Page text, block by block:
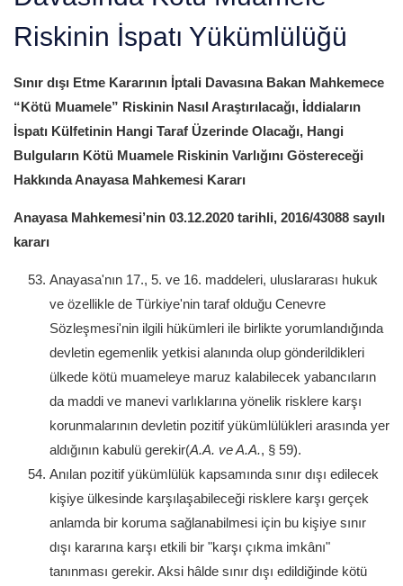
Riskinin İspatı Yükümlülüğü
Sınır dışı Etme Kararının İptali Davasına Bakan Mahkemece
“Kötü Muamele” Riskinin Nasıl Araştırılacağı, İddiaların
İspatı Külfetinin Hangi Taraf Üzerinde Olacağı, Hangi
Bulguların Kötü Muamele Riskinin Varlığını Göstereceği
Hakkında Anayasa Mahkemesi Kararı
Anayasa Mahkemesi’nin 03.12.2020 tarihli, 2016/43088 sayılı
kararı
Anayasa'nın 17., 5. ve 16. maddeleri, uluslararası hukuk
ve özellikle de Türkiye'nin taraf olduğu Cenevre
Sözleşmesi'nin ilgili hükümleri ile birlikte yorumlandığında
devletin egemenlik yetkisi alanında olup gönderildikleri
ülkede kötü muameleye maruz kalabilecek yabancıların
da maddi ve manevi varlıklarına yönelik risklere karşı
korunmalarının devletin pozitif yükümlülükleri arasında yer
aldığının kabulü gerekir(A.A. ve A.A., § 59).
Anılan pozitif yükümlülük kapsamında sınır dışı edilecek
kişiye ülkesinde karşılaşabileceği risklere karşı gerçek
anlamda bir koruma sağlanabilmesi için bu kişiye sınır
dışı kararına karşı etkili bir "karşı çıkma imkânı"
tanınması gerekir. Aksi hâlde sınır dışı edildiğinde kötü